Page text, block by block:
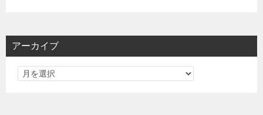
アーカイブ